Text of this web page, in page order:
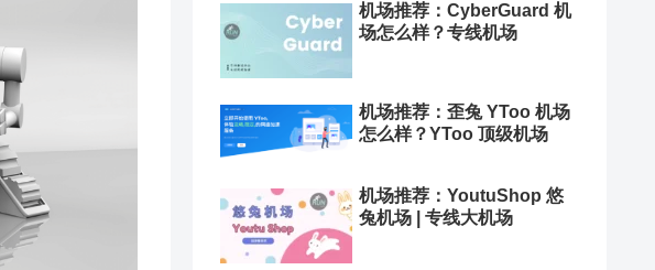
机场推荐：CyberGuard 机
场怎么样？专线机场
机场推荐：歪兔 YToo 机场
怎么样？YToo 顶级机场
机场推荐：YoutuShop 悠
兔机场 | 专线大机场